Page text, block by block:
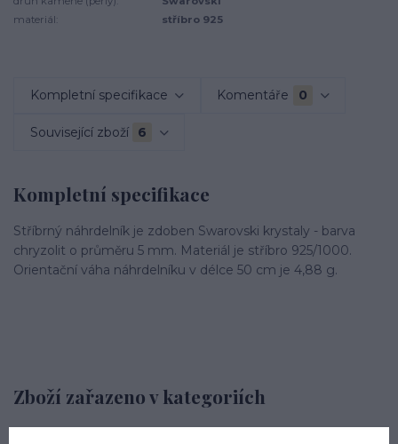
materiál:
stříbro 925
Kompletní specifikace Komentáře 0
Související zboží 6
Kompletní specifikace
Stříbrný náhrdelník je zdoben Swarovski krystaly - barva
chryzolit o průměru 5 mm. Materiál je stříbro 925/1000.
Orientační váha náhrdelníku v délce 50 cm je 4,88 g.
Zboží zařazeno v kategoriích